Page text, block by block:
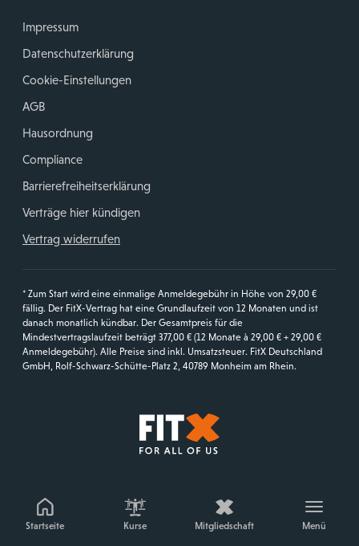
Startseite Kurse Mitgliedschaft Menü
Impressum
Datenschutzerklärung
Cookie-Einstellungen
AGB
Hausordnung
Compliance
Barrierefreiheitserklärung
Verträge hier kündigen
Vertrag widerrufen
* Zum Start wird eine einmalige Anmeldegebühr in Höhe von 29,00 €
fällig. Der FitX-Vertrag hat eine Grundlaufzeit von 12 Monaten und ist
danach monatlich kündbar. Der Gesamtpreis für die
Mindestvertragslaufzeit beträgt 377,00 € (12 Monate à 29,00 € + 29,00 €
Anmeldegebühr). Alle Preise sind inkl. Umsatzsteuer. FitX Deutschland
GmbH, Rolf-Schwarz-Schütte-Platz 2, 40789 Monheim am Rhein.
Startseite